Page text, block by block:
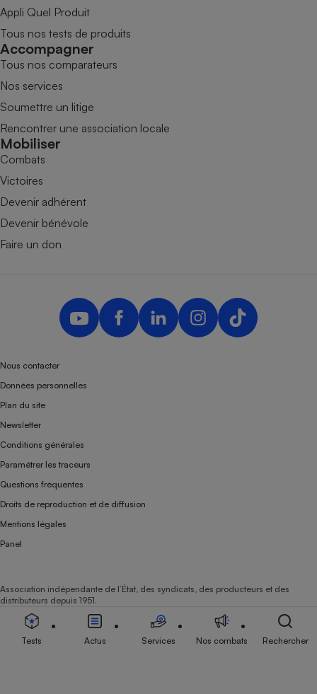
Appli Quel Produit
Tous nos tests de produits
Accompagner
Tous nos comparateurs
Nos services
Soumettre un litige
Rencontrer une association locale
Mobiliser
Combats
Victoires
Devenir adhérent
Devenir bénévole
Faire un don
Nous contacter
Données personnelles
Plan du site
Newsletter
Conditions générales
Paramétrer les traceurs
Questions fréquentes
Droits de reproduction et de diffusion
Mentions légales
Panel
Association indépendante de l’État, des syndicats, des producteurs et des
distributeurs depuis 1951.
Tests Actus Services Nos combats Rechercher